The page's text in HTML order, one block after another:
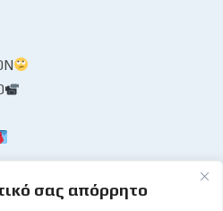
σας απόρρητο